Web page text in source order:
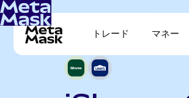
トレード マネー